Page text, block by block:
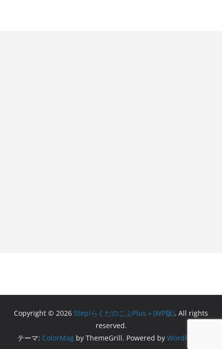
Copyright © 2026 Step!らくだのこぶPlus＋(WP版). All rights
reserved.
テーマ: ColorMag by ThemeGrill. Powered by WordPress